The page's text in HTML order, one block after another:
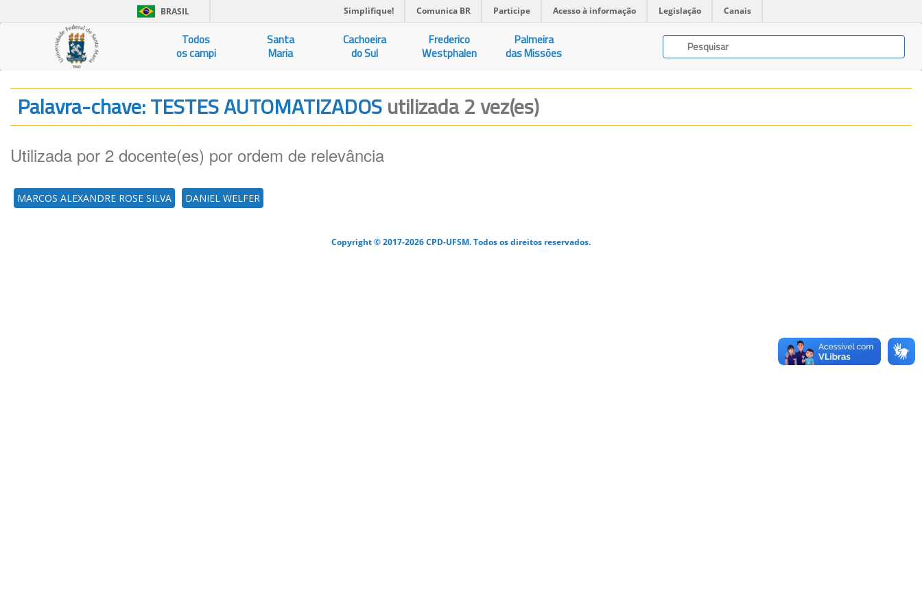
BRASIL Simplifique! Comunica BR Participe Acesso à informação Legislação Canais
Todos
os campi
Santa
Maria
Cachoeira
do Sul
Frederico
Westphalen
Palmeira
das Missões
Palavra-chave: TESTES AUTOMATIZADOSutilizada 2 vez(es)
Utilizada por 2 docente(es) por ordem de relevância
MARCOS ALEXANDRE ROSE SILVA DANIEL WELFER
Copyright © 2017-2026 CPD-UFSM. Todos os direitos reservados.